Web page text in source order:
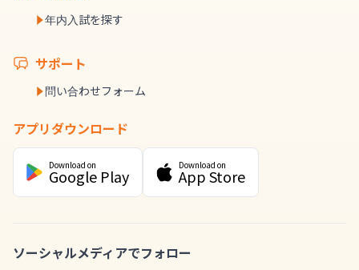
年内入試を探す
サポート
問い合わせフォーム
アプリダウンロード
Download on
Google Play
Download on
App Store
ソーシャルメディアでフォロー